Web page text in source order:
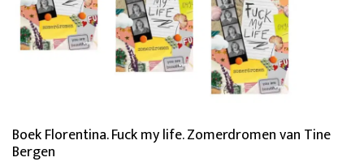
Boek Florentina. Fuck my life. Zomerdromen van Tine
Bergen